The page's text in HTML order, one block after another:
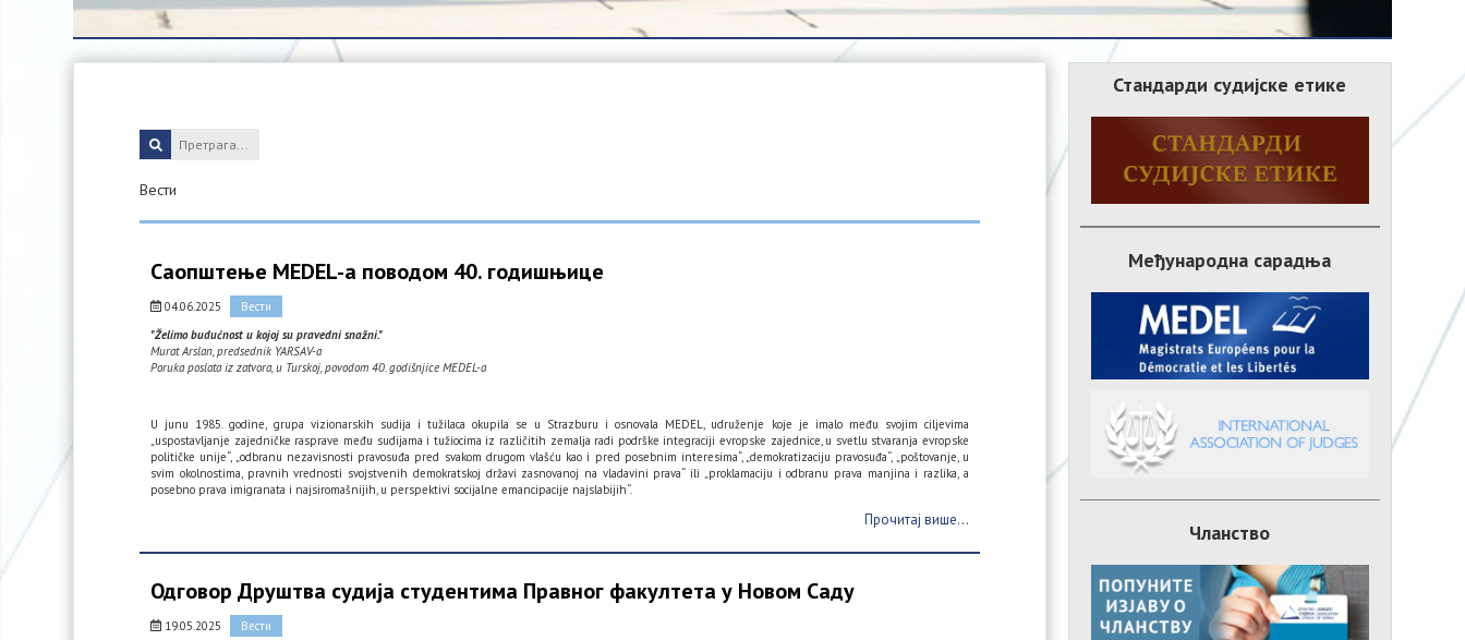
Вести
Саопштење MEDEL-а поводом 40. годишњице
04.06.2025
Вести
"Želimo budućnost u kojoj su pravedni snažni."
Murat Arslan, predsednik YARSAV-a
Poruka poslata iz zatvora, u Turskoj, povodom 40. godišnjice MEDEL-a
U junu 1985. godine, grupa vizionarskih sudija i tužilaca okupila se u Strazburu i osnovala MEDEL, udruženje koje je imalo među svojim ciljevima
„uspostavljanje zajedničke rasprave među sudijama i tužiocima iz različitih zemalja radi podrške integraciji evropske zajednice, u svetlu stvaranja evropske
političke unije“, „odbranu nezavisnosti pravosuđa pred svakom drugom vlašću kao i pred posebnim interesima“, „demokratizaciju pravosuđa“, „poštovanje, u
svim okolnostima, pravnih vrednosti svojstvenih demokratskoj državi zasnovanoj na vladavini prava“ ili „proklamaciju i odbranu prava manjina i razlika, a
posebno prava imigranata i najsiromašnijih, u perspektivi socijalne emancipacije najslabijih“.
Прочитај више...
Одговор Друштва судија студентима Правног факултета у Новом Саду
19.05.2025
Вести
Стандарди судијске етике
Међународна сарадња
Чланство